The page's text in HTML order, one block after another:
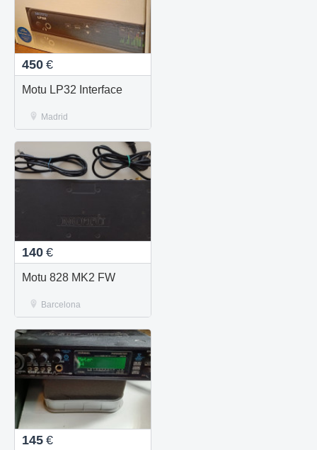
450 €
Motu LP32 Interface
Madrid
140 €
Motu 828 MK2 FW
Barcelona
145 €